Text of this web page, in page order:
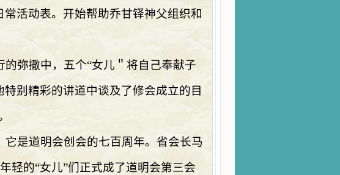
活动表。开始帮助乔甘铎神父组织和
的弥撒中，五个“女儿＂将自己奉献子
别精彩的讲道中谈及了修会成立的目
是道明会创会的七百周年。省会长马
轻的“女儿”们正式成了道明会第三会